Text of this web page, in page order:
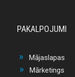
PAKALPOJUMI
Mājaslapas
Mārketings